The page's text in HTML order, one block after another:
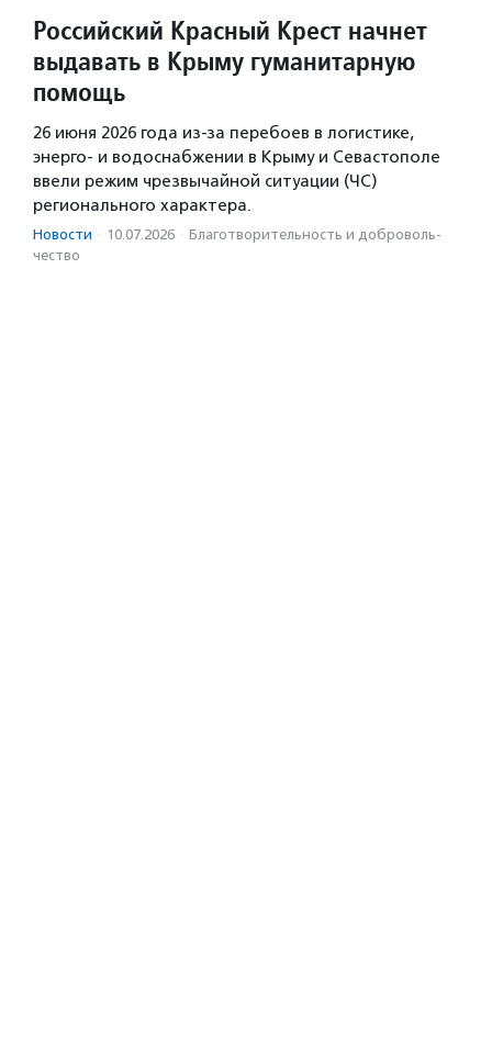
Российский Красный Крест начнет
выдавать в Крыму гуманитарную
помощь
26 июня 2026 года из-за перебоев в логистике,
энерго- и водоснабжении в Крыму и Севастополе
ввели режим чрезвычайной ситуации (ЧС)
регионального характера.
Новости · 10.07.2026 · Благотвори­тель­ность и доброволь­
чест­во